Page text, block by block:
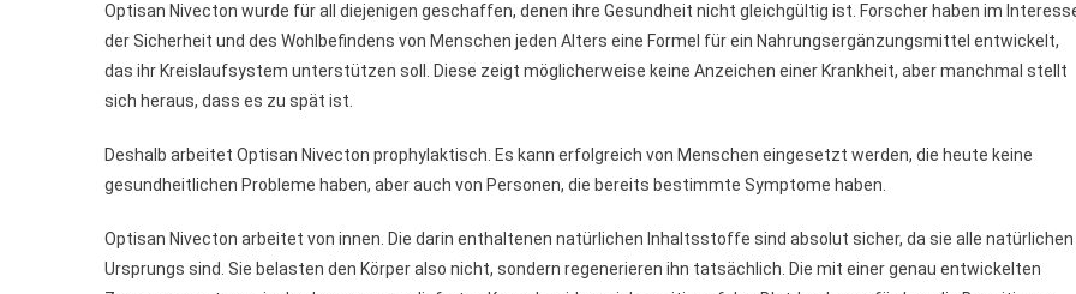
Optisan Nivecton wurde für all diejenigen geschaffen, denen ihre Gesundheit nicht gleichgültig ist. Forscher haben im
der Sicherheit und des Wohlbefindens von Menschen jeden Alters eine Formel für ein Nahrungsergänzungsmittel entwickelt,
das ihr Kreislaufsystem unterstützen soll. Diese zeigt möglicherweise keine Anzeichen einer Krankheit, aber manchmal stellt
sich heraus, dass es zu spät ist.
Deshalb arbeitet Optisan Nivecton prophylaktisch. Es kann erfolgreich von Menschen eingesetzt werden, die heute keine
gesundheitlichen Probleme haben, aber auch von Personen, die bereits bestimmte Symptome haben.
Optisan Nivecton arbeitet von innen. Die darin enthaltenen natürlichen Inhaltsstoffe sind absolut sicher, da sie alle natürlichen
Ursprungs sind. Sie belasten den Körper also nicht, sondern regenerieren ihn tatsächlich. Die mit einer genau entwickelten